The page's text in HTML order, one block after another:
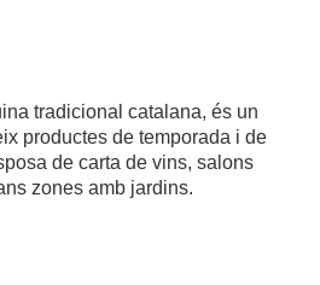
tradicional catalana, és un
productes de temporada i de
de carta de vins, salons
zones amb jardins.